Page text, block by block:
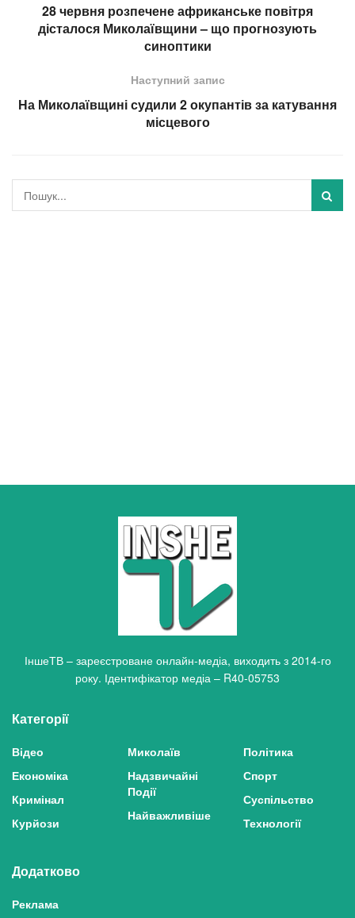
28 червня розпечене африканське повітря
дісталося Миколаївщини – що прогнозують
синоптики
Наступний запис
На Миколаївщині судили 2 окупантів за катування
місцевого
ІншеТВ – зареєстроване онлайн-медіа, виходить з 2014-го
року. Ідентифікатор медіа – R40-05753
Категорії
Відео
Економіка
Кримінал
Курйози
Миколаїв
Надзвичайні
Події
Найважливіше
Політика
Спорт
Суспільство
Технології
Додатково
Реклама